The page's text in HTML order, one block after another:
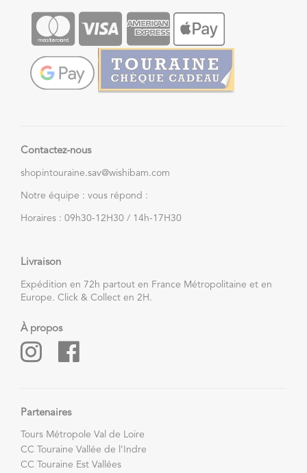
Contactez-nous
shopintouraine.sav@wishibam.com
Notre équipe : vous répond :
Horaires : 09h30-12H30 / 14h-17H30
Livraison
Expédition en 72h partout en France Métropolitaine et en
Europe. Click & Collect en 2H.
À propos
Partenaires
Tours Métropole Val de Loire
CC Touraine Vallée de l’Indre
CC Touraine Est Vallées